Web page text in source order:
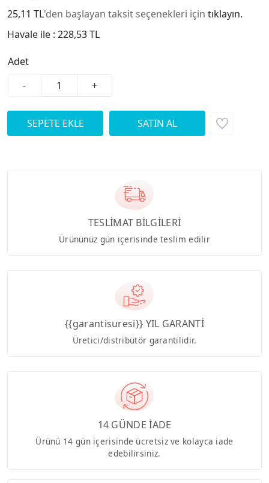
25,11 TL'den başlayan taksit seçenekleri için tıklayın.
Havale ile : 228,53 TL
Adet
-
+
TESLİMAT BİLGİLERİ
Ürününüz gün içerisinde teslim edilir
{{garantisuresi}} YIL GARANTİ
Üretici/distribütör garantilidir.
14 GÜNDE İADE
Ürünü 14 gün içerisinde ücretsiz ve kolayca iade
edebilirsiniz.